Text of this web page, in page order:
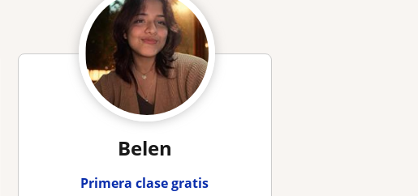
Belen
Primera clase gratis